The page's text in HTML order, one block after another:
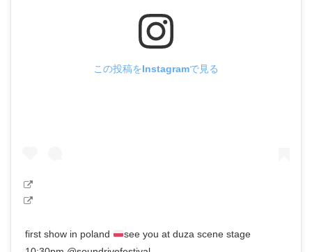
この投稿をInstagramで見る
first show in poland
see you at duza scene stage